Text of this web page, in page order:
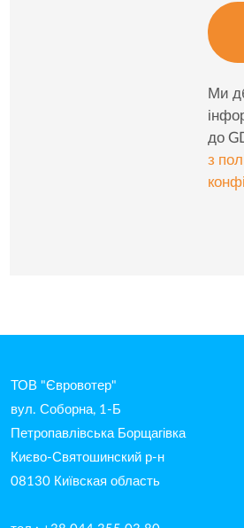
Ми
до
з
ТОВ "Євровотер"
вул. Соборна, 1-Б
Петропавлівська Борщагівка
Києво-Святошинский р-н
08130 Київская область